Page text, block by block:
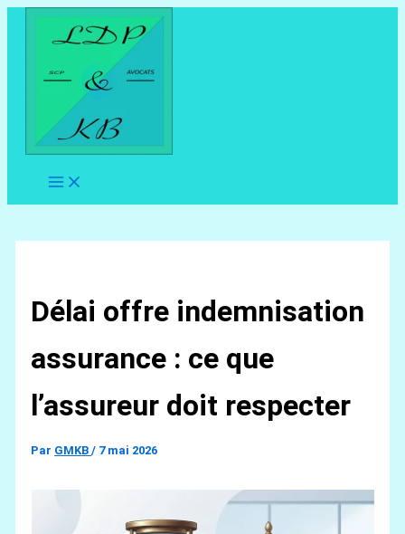
Aller
contenu
Délai offre indemnisation
assurance : ce que
l’assureur doit respecter
Par GMKB/ 7 mai 2026